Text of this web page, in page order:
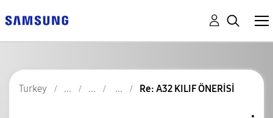
Turkey Re: A32 KILIF ÖNERİSİ